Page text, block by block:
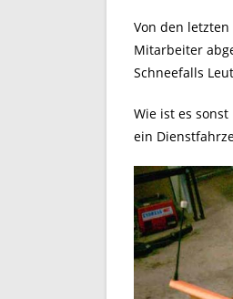
Von den
Mitarbeiter
Schneefalls
Wie ist es
ein